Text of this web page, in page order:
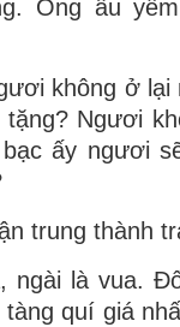
Ông âu
không ở lại
Ngươi
ấy ngươi
trung thành
ngài là vua.
tàng quí giá